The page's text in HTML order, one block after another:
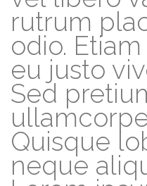
rutrum
odio.
eu justo
Sed
Quisque
neque